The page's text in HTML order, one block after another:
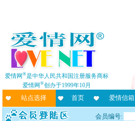
爱情网®是中华人民共和国注册服务商标
爱情网®创办于1999年10月
站点选择 首页 爱情信箱
会员编号: